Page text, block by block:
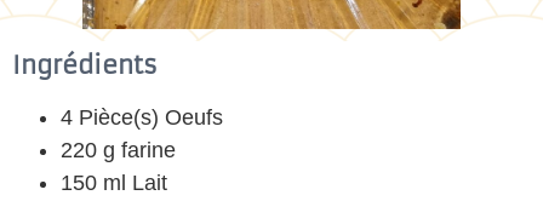
Ingrédients
4 Pièce(s) Oeufs
220 g farine
150 ml Lait